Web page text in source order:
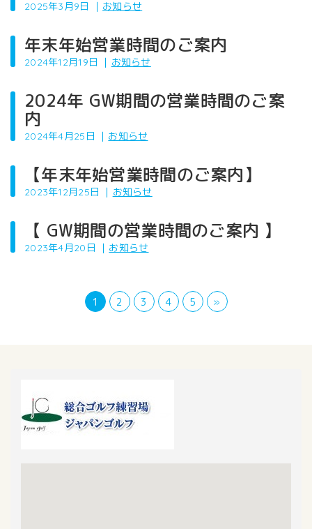
2025年3月9日 ｜ お知らせ
年末年始営業時間のご案内
2024年12月19日 ｜ お知らせ
2024年 GW期間の営業時間のご案
内
2024年4月25日 ｜ お知らせ
【年末年始営業時間のご案内】
2023年12月25日 ｜ お知らせ
【 GW期間の営業時間のご案内 】
2023年4月20日 ｜ お知らせ
1 2 3 4 5 »